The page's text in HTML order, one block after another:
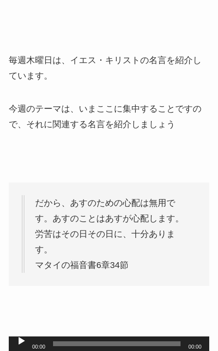
毎週木曜日は、イエス・キリストの名言を紹介し
ています。
今週のテーマは、いまここに集中することですの
で、それに関連する名言を紹介しましょう
だから、あすのための心配は無用で
す。あすのことはあすが心配します。
労苦はその日その日に、十分ありま
す。
マタイの福音書6章34節
00:00 00:00